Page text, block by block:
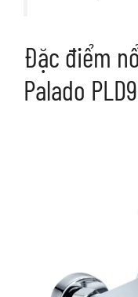
Đặc điểm
Palado